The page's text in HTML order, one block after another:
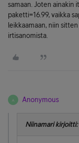
samaan. Joten ainakin
paketti=16.99, vaikka
leikkaamaan, niin
irtisanomista.
A Anonymous
Niinamari kirjoitti: